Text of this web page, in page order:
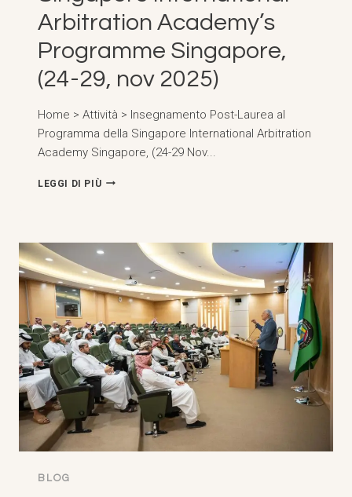
Arbitration Academy’s
Programme Singapore,
(24-29, nov 2025)
Home > Attività > Insegnamento Post-Laurea al
Programma della Singapore International Arbitration
Academy Singapore, (24-29 Nov...
LEGGI DI PIÙINSEGNAMENTO
ARBITRATION
ACADEMY’S
PROGRAMME
SINGAPORE,
29,
NOV
2025)
BLOG